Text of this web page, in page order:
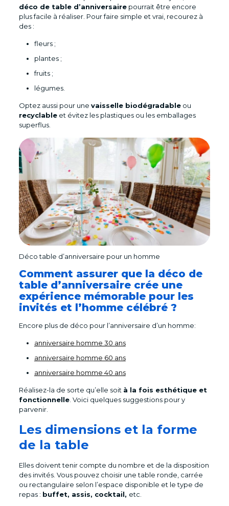
déco de table d’anniversairepourrait être encore
plus facile à réaliser. Pour faire simple et vrai, recourez à
des :
fleurs ;
plantes ;
fruits ;
légumes.
Optez aussi pour une vaisselle biodégradableou
recyclableet évitez les plastiques ou les emballages
superflus.
Déco table d’anniversaire pour un homme
Comment assurer que la déco de
table d’anniversaire crée une
expérience mémorable pour les
invités et l’homme célébré ?
Encore plus de déco pour l’anniversaire d’un homme:
anniversaire homme 30 ans
anniversaire homme 60 ans
anniversaire homme 40 ans
Réalisez-la de sorte qu’elle soit à la fois esthétique et
fonctionnelle. Voici quelques suggestions pour y
parvenir.
Les dimensions et la forme
de la table
Elles doivent tenir compte du nombre et de la disposition
des invités. Vous pouvez choisir une table ronde, carrée
ou rectangulaire selon l’espace disponible et le type de
repas : buffet, assis, cocktail, etc.